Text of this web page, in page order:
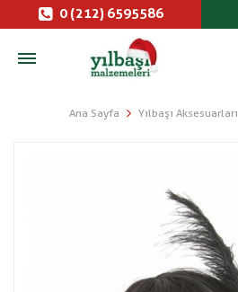
0 (212) 6595586
Ana Sayfa Yılbaşı Aksesuarları